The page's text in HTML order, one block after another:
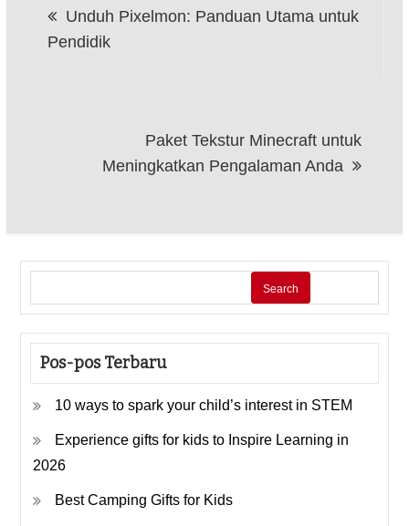
navigation
Unduh Pixelmon: Panduan Utama untuk
Pendidik
Paket Tekstur Minecraft untuk
Meningkatkan Pengalaman Anda
Search
Pos-pos Terbaru
10 ways to spark your child’s interest in STEM
Experience gifts for kids to Inspire Learning in
2026
Best Camping Gifts for Kids